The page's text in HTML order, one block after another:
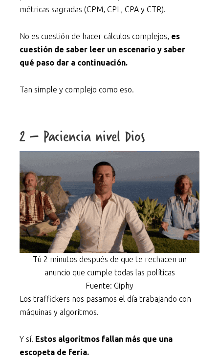
métricas sagradas (CPM, CPL, CPA y CTR).
No es cuestión de hacer cálculos complejos, es
cuestión de saber leer un escenario y saber
qué paso dar a continuación.
Tan simple y complejo como eso.
2 – Paciencia nivel Dios
Tú 2 minutos después de que te rechacen un
anuncio que cumple todas las políticas
Fuente: Giphy
Los traffickers nos pasamos el día trabajando con
máquinas y algoritmos.
Y sí. Estos algoritmos fallan más que una
escopeta de feria.